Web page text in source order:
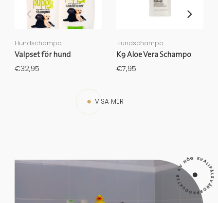
Hundschampo
Valpset för hund
€32,95
Hundschampo
K9 Aloe Vera Schampo
€7,95
VISA MER
PÄLSVÅRDSPRODUKTER AV